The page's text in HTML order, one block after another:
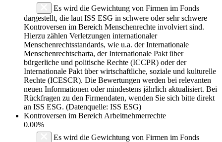
Es wird die Gewichtung von Firmen im Fonds
dargestellt, die laut ISS ESG in schwere oder sehr schwere
Kontroversen im Bereich Menschenrechte involviert sind.
Hierzu zählen Verletzungen internationaler
Menschenrechtsstandards, wie u.a. der Internationale
Menschenrechtscharta, der Internationale Pakt über
bürgerliche und politische Rechte (ICCPR) oder der
Internationale Pakt über wirtschaftliche, soziale und kulturelle
Rechte (ICESCR). Die Bewertungen werden bei relevanten
neuen Informationen oder mindestens jährlich aktualisiert. Bei
Rückfragen zu den Firmendaten, wenden Sie sich bitte direkt
an ISS ESG. (Datenquelle: ISS ESG)
Kontroversen im Bereich Arbeitnehmerrechte
0.00%
Es wird die Gewichtung von Firmen im Fonds